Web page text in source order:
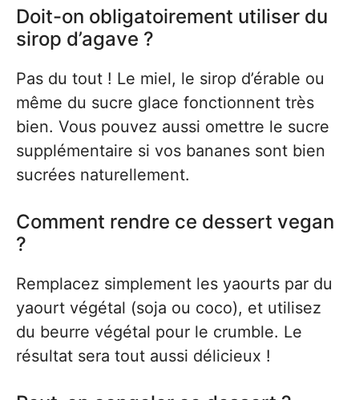
Doit-on obligatoirement utiliser du
sirop d’agave ?
Pas du tout ! Le miel, le sirop d’érable ou
même du sucre glace fonctionnent très
bien. Vous pouvez aussi omettre le sucre
supplémentaire si vos bananes sont bien
sucrées naturellement.
Comment rendre ce dessert vegan
?
Remplacez simplement les yaourts par du
yaourt végétal (soja ou coco), et utilisez
du beurre végétal pour le crumble. Le
résultat sera tout aussi délicieux !